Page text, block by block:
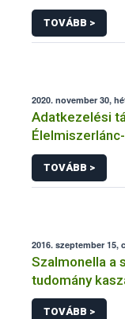
FERTILIZER
TOVÁBB >
2020. november 30,
Adatkezelési
visszaélés-
TOVÁBB >
2016. szeptember 15,
Szalmonella a
tudomány
lépfene
TOVÁBB >